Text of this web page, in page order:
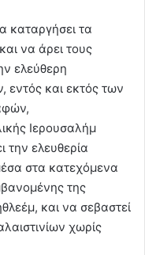
καταργήσει τα
να άρει τους
ελεύθερη
και εκτός των
Ιερουσαλήμ
την ελευθερία
στα κατεχόμενα
της
και να σεβαστεί
χωρίς